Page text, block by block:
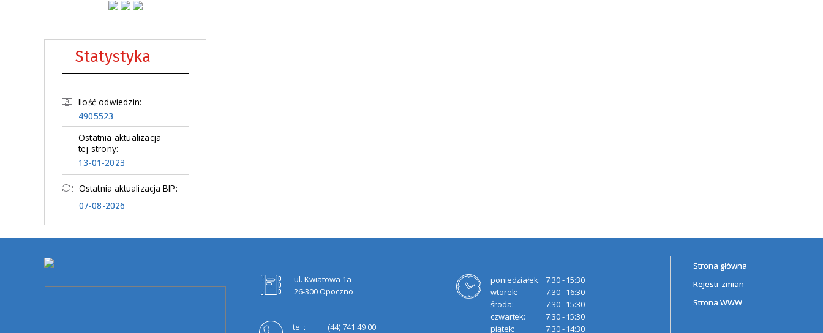
Statystyka
Ilość odwiedzin:
4905523
Ostatnia aktualizacja
tej strony:
13-01-2023
Ostatnia aktualizacja BIP:
07-08-2026
ul. Kwiatowa 1a
26-300 Opoczno
tel.: (44) 741 49 00
poniedziałek: 7:30 - 15:30
wtorek:
7:30 - 16:30
środa:
7:30 - 15:30
czwartek:
7:30 - 15:30
piątek:
7:30 - 14:30
Strona główna
Rejestr zmian
Strona WWW